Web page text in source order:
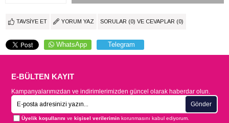
TAVSIYE ET YORUM YAZ SORULAR (0) VE CEVAPLAR (0)
WhatsApp Telegram
E-BÜLTEN KAYIT
Kampanyalarımızdan ve indirimlerimizden güncel olarak haberdar olun.
Gönder
Üyelik koşullarını vekişisel verilerimin korunmasını kabul ediyorum.